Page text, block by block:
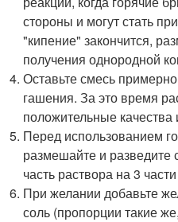
стороны и могут стать
"кипение" закончится,
получения однородной
Оставьте смесь
гашения. За это время
положительные качества
Перед использованием
размешайте и разведите
часть раствора на 3
При желании добавьте
соль (пропорции такие